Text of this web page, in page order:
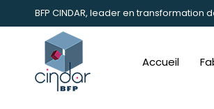
BFP CINDAR, leader en
Accueil